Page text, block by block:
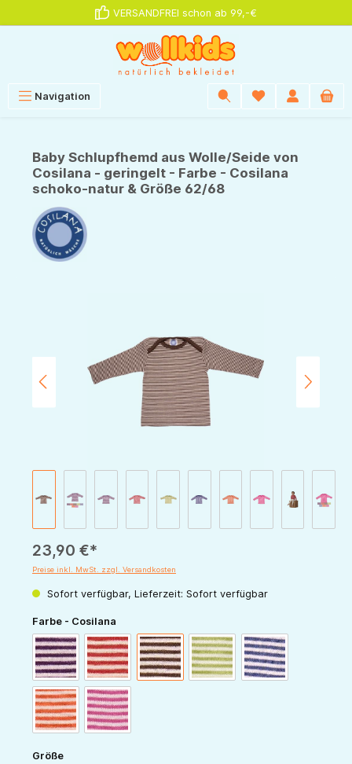
VERSANDFREI schon ab 99,-€
Navigation
Baby Schlupfhemd aus Wolle/Seide von
Cosilana - geringelt - Farbe - Cosilana
schoko-natur & Größe 62/68
23,90 €*
Preise inkl. MwSt. zzgl. Versandkosten
Sofort verfügbar, Lieferzeit: Sofort verfügbar
Farbe - Cosilana
pflaume-naturrot-natur schoko-naturgrün-naturmarine-natur
orange-naturpink-natur
Größeauswählen